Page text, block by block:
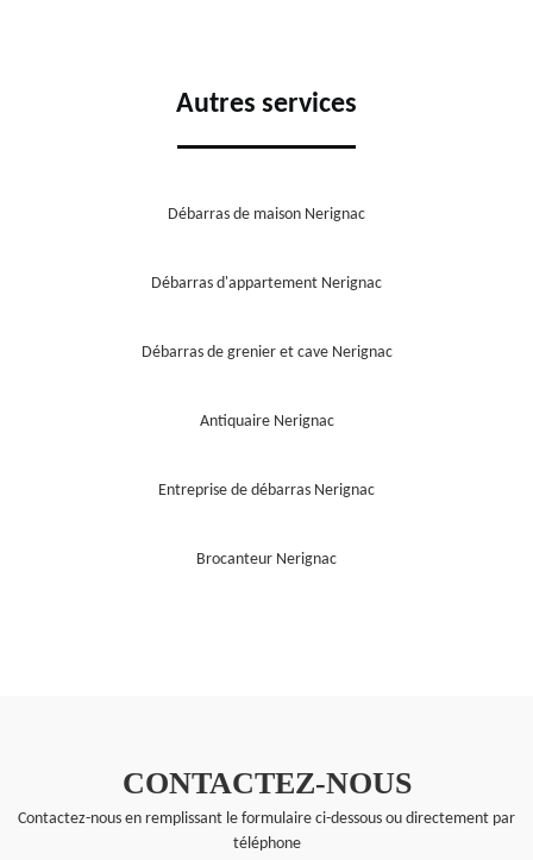
Autres services
Débarras de maison Nerignac
Débarras d'appartement Nerignac
Débarras de grenier et cave Nerignac
Antiquaire Nerignac
Entreprise de débarras Nerignac
Brocanteur Nerignac
CONTACTEZ-NOUS
Contactez-nous en remplissant le formulaire ci-dessous ou directement par
téléphone